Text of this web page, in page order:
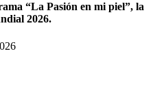
“La Pasión en mi piel”, la
2026.